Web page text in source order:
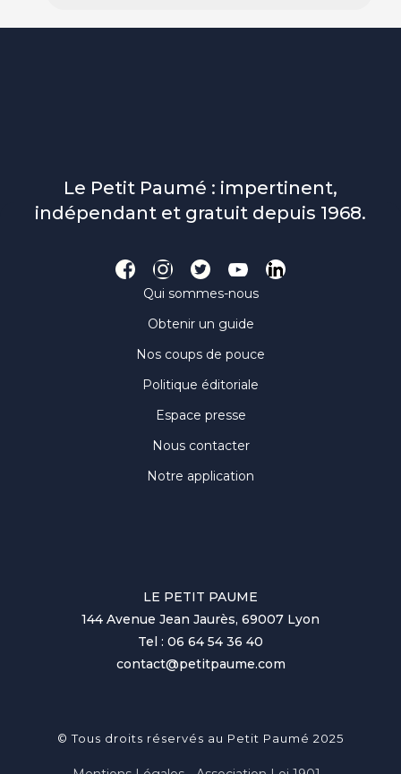
Le Petit Paumé : impertinent,
indépendant et gratuit depuis 1968.
Qui sommes-nous
Obtenir un guide
Nos coups de pouce
Politique éditoriale
Espace presse
Nous contacter
Notre application
LE PETIT PAUME
144 Avenue Jean Jaurès, 69007 Lyon
Tel : 06 64 54 36 40
contact@petitpaume.com
© Tous droits réservés au Petit Paumé 2025